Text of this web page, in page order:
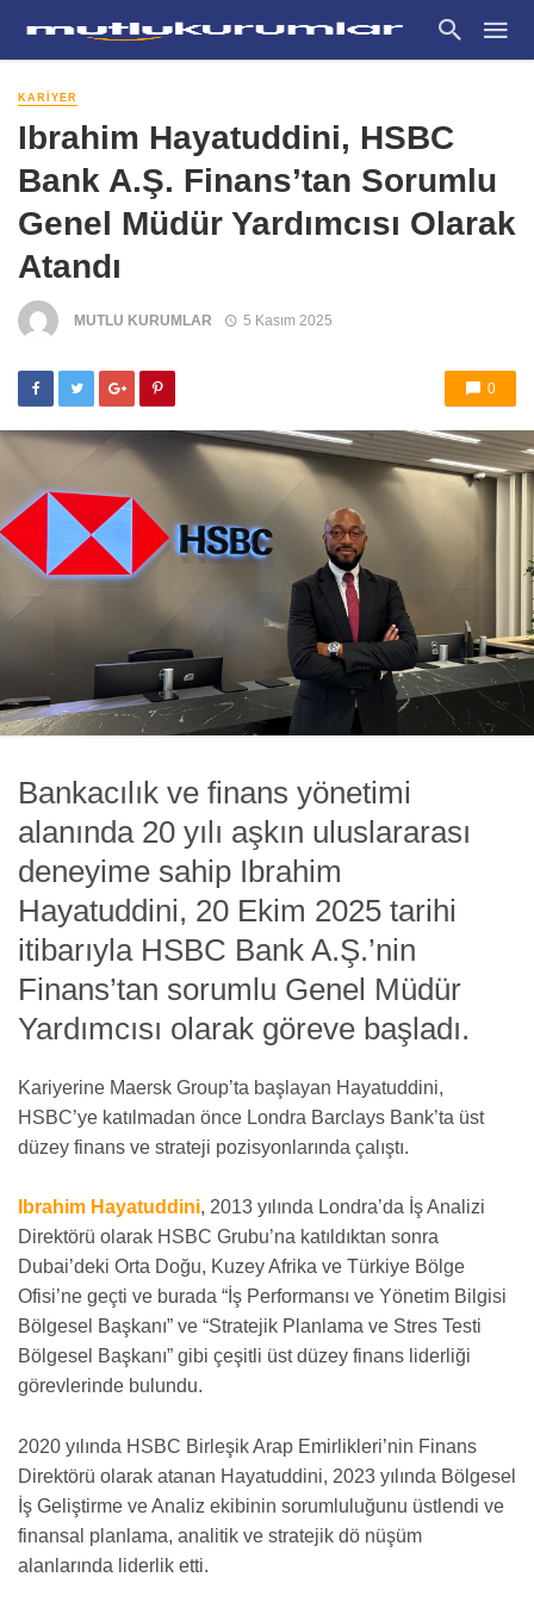
KARIYER
Ibrahim Hayatuddini, HSBC
Bank A.Ş. Finans’tan Sorumlu
Genel Müdür Yardımcısı Olarak
Atandı
MUTLU KURUMLAR 5 Kasım 2025
0
Bankacılık ve finans yönetimi
alanında 20 yılı aşkın uluslararası
deneyime sahip Ibrahim
Hayatuddini, 20 Ekim 2025 tarihi
itibarıyla HSBC Bank A.Ş.’nin
Finans’tan sorumlu Genel Müdür
Yardımcısı olarak göreve başladı.
Kariyerine Maersk Group’ta başlayan Hayatuddini,
HSBC’ye katılmadan önce Londra Barclays Bank’ta üst
düzey finans ve strateji pozisyonlarında çalıştı.
Ibrahim Hayatuddini, 2013 yılında Londra’da İş Analizi
Direktörü olarak HSBC Grubu’na katıldıktan sonra
Dubai’deki Orta Doğu, Kuzey Afrika ve Türkiye Bölge
Ofisi’ne geçti ve burada “İş Performansı ve Yönetim Bilgisi
Bölgesel Başkanı” ve “Stratejik Planlama ve Stres Testi
Bölgesel Başkanı” gibi çeşitli üst düzey finans liderliği
görevlerinde bulundu.
2020 yılında HSBC Birleşik Arap Emirlikleri’nin Finans
Direktörü olarak atanan Hayatuddini, 2023 yılında Bölgesel
İş Geliştirme ve Analiz ekibinin sorumluluğunu üstlendi ve
finansal planlama, analitik ve stratejik dö nüşüm
alanlarında liderlik etti.